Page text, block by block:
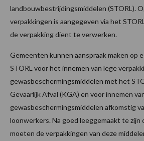
landbouwbestrijdingsmiddelen (STORL).
verpakkingen is aangegeven via het
de verpakking dient te verwerken.
Gemeenten kunnen aanspraak maken op
STORL voor het innemen van lege
gewasbeschermingsmiddelen met het
Gevaarlijk Afval (KGA) en voor innemen
gewasbeschermingsmiddelen afkomstig
loonwerkers. Na goed leeggemaakt te zijn
moeten de verpakkingen van deze